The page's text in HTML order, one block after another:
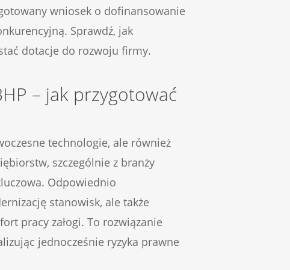
wniosek o dofinansowanie
Sprawdź, jak
dotacje do rozwoju firmy.
– jak przygotować
technologie, ale również
szczególnie z branży
Odpowiednio
stanowisk, ale także
pracy załogi. To rozwiązanie
jednocześnie ryzyka prawne